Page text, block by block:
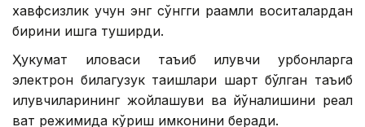
хавфсизлик учун энг сўнгги рақамли воситалардан
бирини ишга туширди.
Ҳукумат иловаси таъқиб қилувчи қурбонларга
электрон билагузук тақишлари шарт бўлган таъқиб
қилувчиларининг жойлашуви ва йўналишини реал
вақт режимида кўриш имконини беради.